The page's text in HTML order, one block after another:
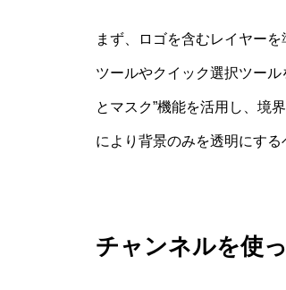
まず、ロゴを含むレイヤー
ツールやクイック選択ツー
とマスク”機能を活用し、境
により背景のみを透明にする
チャンネルを使